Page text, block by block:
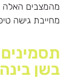
מהמצבים האלה
מחייבת גישה
בשן בינה